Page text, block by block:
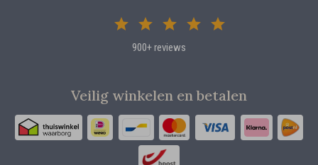
900+ reviews
Veilig winkelen en betalen